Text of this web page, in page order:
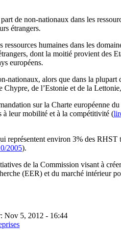
de non-nationaux dans les
étrangers.
ressources humaines dans les
dont la moitié provient des
européens.
nationaux, alors que dans la
Chypre, de l’Estonie et de la
sur la Charte européenne
à leur mobilité et à la compétitivité (
représentent environ 3% des
2005).
de la Commission visant à
(EER) et du marché intérieur
Nov 5, 2012 - 16:44